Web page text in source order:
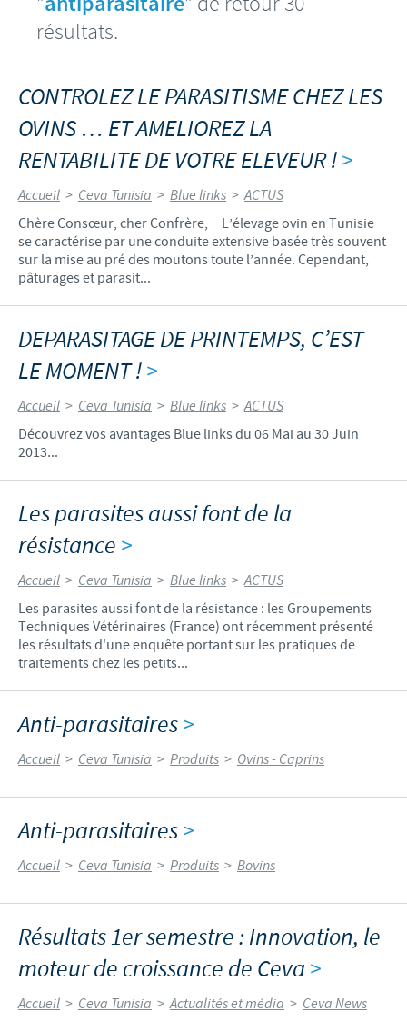
résultats.
CONTROLEZ LE PARASITISME CHEZ LES
OVINS … ET AMELIOREZ LA
RENTABILITE DE VOTRE ELEVEUR !>
Accueil > Ceva Tunisia > Blue links > ACTUS
Chère Consœur, cher Confrère, L’élevage ovin en Tunisie
se caractérise par une conduite extensive basée très souvent
sur la mise au pré des moutons toute l’année. Cependant,
pâturages et parasit...
DEPARASITAGE DE PRINTEMPS, C’EST
LE MOMENT !>
Accueil > Ceva Tunisia > Blue links > ACTUS
Découvrez vos avantages Blue links du 06 Mai au 30 Juin
2013...
Les parasites aussi font de la
résistance >
Accueil > Ceva Tunisia > Blue links > ACTUS
Les parasites aussi font de la résistance : les Groupements
Techniques Vétérinaires (France) ont récemment présenté
les résultats d'une enquête portant sur les pratiques de
traitements chez les petits...
Anti-parasitaires>
Accueil > Ceva Tunisia > Produits > Ovins - Caprins
Anti-parasitaires>
Accueil > Ceva Tunisia > Produits > Bovins
Résultats 1er semestre : Innovation, le
moteur de croissance de Ceva >
Accueil > Ceva Tunisia > Actualités et média > Ceva News